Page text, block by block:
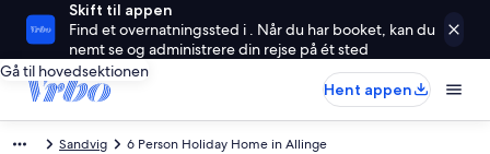
Skift til appen
Find et overnatningssted i . Når du har booket, kan du
nemt se og administrere din rejse på ét sted
Gå til hovedsektionen
Hent appen
Sandvig 6 Person Holiday Home in Allinge